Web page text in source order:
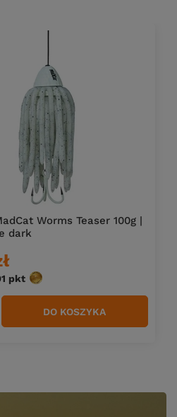
Worms Teaser 100g |
dark
pktpunktów
DO KOSZYKA